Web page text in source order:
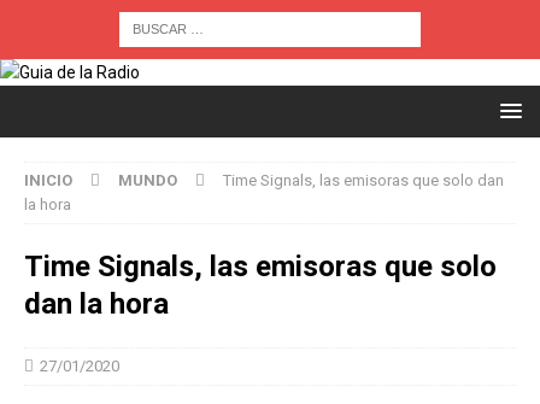
INICIO MUNDO
Time Signals, las emisoras que solo dan
la hora
Time Signals, las emisoras que solo
dan la hora
27/01/2020